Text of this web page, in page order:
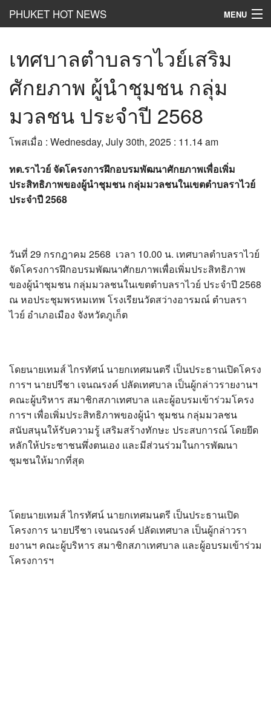
PHUKET HOT NEWS MENU
HotClip
Hot List
Hot Gossip
HotBusiness
เที่ยว ชิม ช๊อป
HotHealth and Beauty
อยากบอกอยากเล่า
?>
เทศบาลตำบลราไวย์เสริม
ศักยภาพ ผู้นำชุมชน กลุ่ม
มวลชน ประจำปี 2568
โพสเมื่อ : Wednesday, July 30th, 2025 : 11.14 am
ทต.ราไวย์ จัดโครงการฝึกอบรมพัฒนาศักยภาพเพื่อเพิ่ม
ประสิทธิภาพของผู้นำชุมชน กลุ่มมวลชนในเขตตำบลราไวย์
ประจำปี 2568
วันที่ 29 กรกฎาคม 2568 เวลา 10.00 น. เทศบาลตำบลราไวย์
จัดโครงการฝึกอบรมพัฒนาศักยภาพเพื่อเพิ่มประสิทธิภาพ
ของผู้นำชุมชน กลุ่มมวลชนในเขตตำบลราไวย์ ประจำปี 2568
ณ หอประชุมพรหมเทพ โรงเรียนวัดสว่างอารมณ์ ตำบลรา
ไวย์ อำเภอเมือง จังหวัดภูเก็ต
โดยนายเทมส์ ไกรทัศน์ นายกเทศมนตรี เป็นประธานเปิดโครง
การฯ นายปรีชา เจนณรงค์ ปลัดเทศบาล เป็นผู้กล่าวรายงานฯ
คณะผู้บริหาร สมาชิกสภาเทศบาล และผู้อบรมเข้าร่วมโครง
การฯ เพื่อเพิ่มประสิทธิภาพของผู้นำ ชุมชน กลุ่มมวลชน
สนับสนุนให้รับความรู้ เสริมสร้างทักษะ ประสบการณ์ โดยยึด
หลักให้ประชาชนพึ่งตนเอง และมีส่วนร่วมในการพัฒนา
ชุมชนให้มากที่สุด
โดยนายเทมส์ ไกรทัศน์ นายกเทศมนตรี เป็นประธานเปิด
โครงการ นายปรีชา เจนณรงค์ ปลัดเทศบาล เป็นผู้กล่าวรา
ยงานฯ คณะผู้บริหาร สมาชิกสภาเทศบาล และผู้อบรมเข้าร่วม
โครงการฯ